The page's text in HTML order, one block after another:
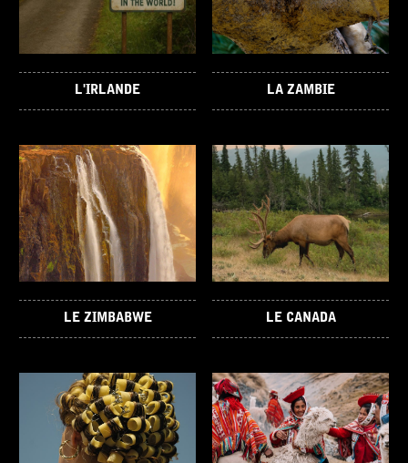
L'IRLANDE LA ZAMBIE
LE ZIMBABWE LE CANADA